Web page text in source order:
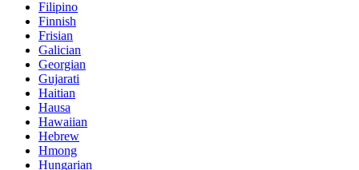
Filipino
Finnish
Frisian
Galician
Georgian
Gujarati
Haitian
Hausa
Hawaiian
Hebrew
Hmong
Hungarian